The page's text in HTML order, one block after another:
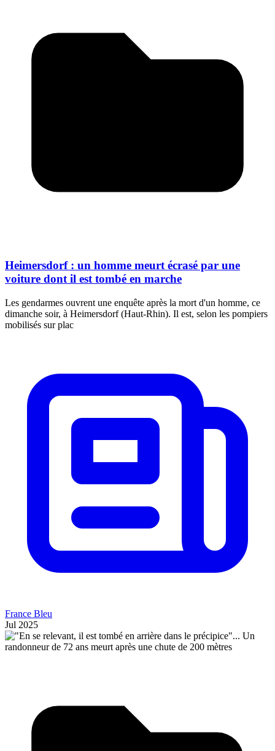
Heimersdorf : un homme meurt écrasé par une
voiture dont il est tombé en marche
Les gendarmes ouvrent une enquête après la mort d'un homme, ce
dimanche soir, à Heimersdorf (Haut-Rhin). Il est, selon les pompiers
mobilisés sur plac
France Bleu
Jul 2025